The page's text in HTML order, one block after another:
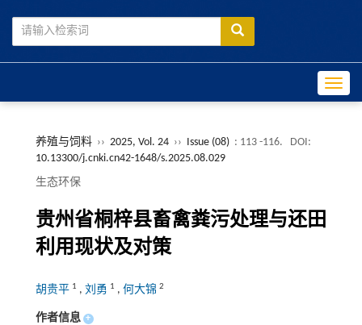
养殖与饲料 ›› 2025, Vol. 24 ›› Issue (08) : 113 -116.
DOI:
10.13300/j.cnki.cn42-1648/s.2025.08.029
生态环保
贵州省桐梓县畜禽粪污处理与还田
利用现状及对策
胡贵平 1 , 刘勇 1 , 何大锦 2
作者信息 +